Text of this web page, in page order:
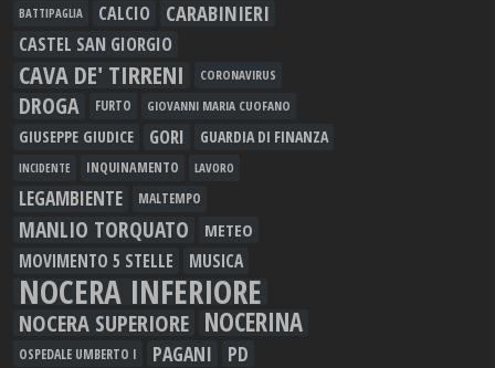
BATTIPAGLIA CALCIO CARABINIERI
CASTEL SAN GIORGIO
CAVA DE' TIRRENI CORONAVIRUS
DROGA FURTO GIOVANNI MARIA CUOFANO
GIUSEPPE GIUDICE GORI GUARDIA DI FINANZA
INCIDENTE INQUINAMENTO LAVORO
LEGAMBIENTE MALTEMPO
MANLIO TORQUATO METEO
MOVIMENTO 5 STELLE MUSICA
NOCERA INFERIORE
NOCERA SUPERIORE NOCERINA
OSPEDALE UMBERTO I PAGANI PD